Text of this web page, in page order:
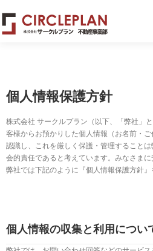
個人情報保護方針
株式会社 サークルプラン（以下、「弊社」
客様からお預かりした個人情報（お名前・
認識し、これを厳しく保護・管理すること
会的責任であると考えています。みなさまに
弊社では下記のように『個人情報保護方針』
個人情報の収集と利用につい